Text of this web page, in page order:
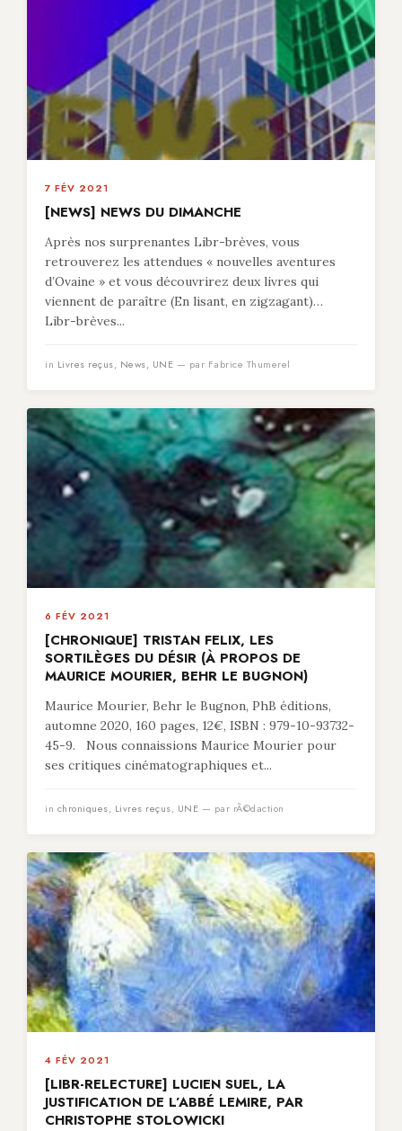
7 FÉV 2021
[NEWS] NEWS DU DIMANCHE
Après nos surprenantes Libr-brèves, vous
retrouverez les attendues « nouvelles aventures
d’Ovaine » et vous découvrirez deux livres qui
viennent de paraître (En lisant, en zigzagant)…
Libr-brèves...
in Livres reçus, News, UNE — par Fabrice Thumerel
6 FÉV 2021
[CHRONIQUE] TRISTAN FELIX, LES
SORTILÈGES DU DÉSIR (À PROPOS DE
MAURICE MOURIER, BEHR LE BUGNON)
Maurice Mourier, Behr le Bugnon, PhB éditions,
automne 2020, 160 pages, 12€, ISBN : 979-10-93732-
45-9. Nous connaissions Maurice Mourier pour
ses critiques cinématographiques et...
in chroniques, Livres reçus, UNE — par rÃ©daction
4 FÉV 2021
[LIBR-RELECTURE] LUCIEN SUEL, LA
JUSTIFICATION DE L’ABBÉ LEMIRE, PAR
CHRISTOPHE STOLOWICKI